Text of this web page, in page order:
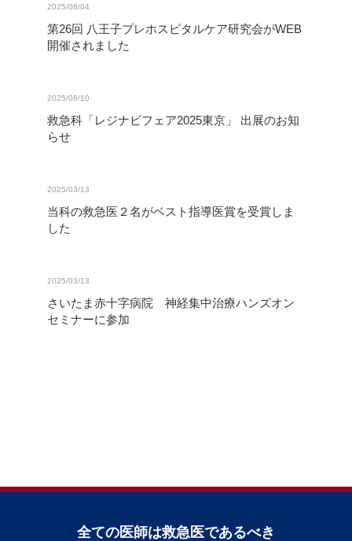
2025/08/04
第26回 八王子プレホスピタルケア研究会がWEB
開催されました
2025/06/10
救急科「レジナビフェア2025東京」 出展のお知
らせ
2025/03/13
当科の救急医２名がベスト指導医賞を受賞しま
した
2025/03/13
さいたま赤十字病院 神経集中治療ハンズオン
セミナーに参加
全ての医師は救急医であるべき